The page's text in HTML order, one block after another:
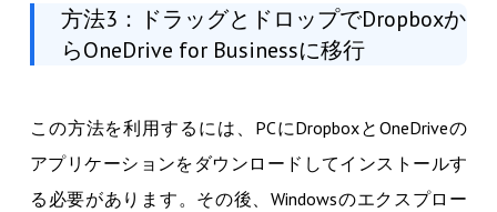
方法3：ドラッグとドロップでDropboxか
らOneDrive for Businessに移行
この方法を利用するには、PCにDropboxとOneDriveの
アプリケーションをダウンロードしてインストールす
る必要があります。その後、Windowsのエクスプロー